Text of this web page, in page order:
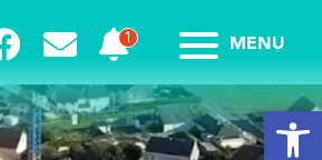
Ouvrir
MENU